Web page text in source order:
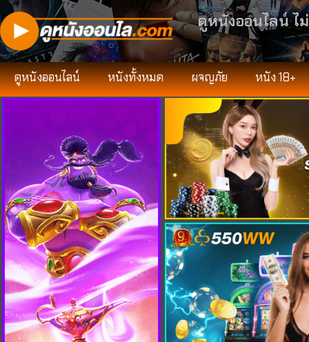
ดูหนังออนไลน์ ไ
ดูหนังออนไลน์ หนังทั้งหมด ผจญภัย หนัง 18+